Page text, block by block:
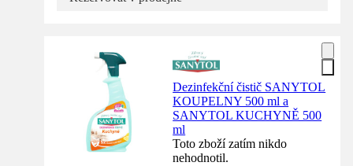
Dezinfekční čistič SANYTOL
KOUPELNY 500 ml a
SANYTOL KUCHYNĚ 500
ml
Toto zboží zatím nikdo
nehodnotil.